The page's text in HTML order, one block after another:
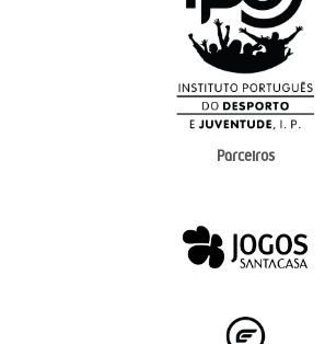
Parceiros